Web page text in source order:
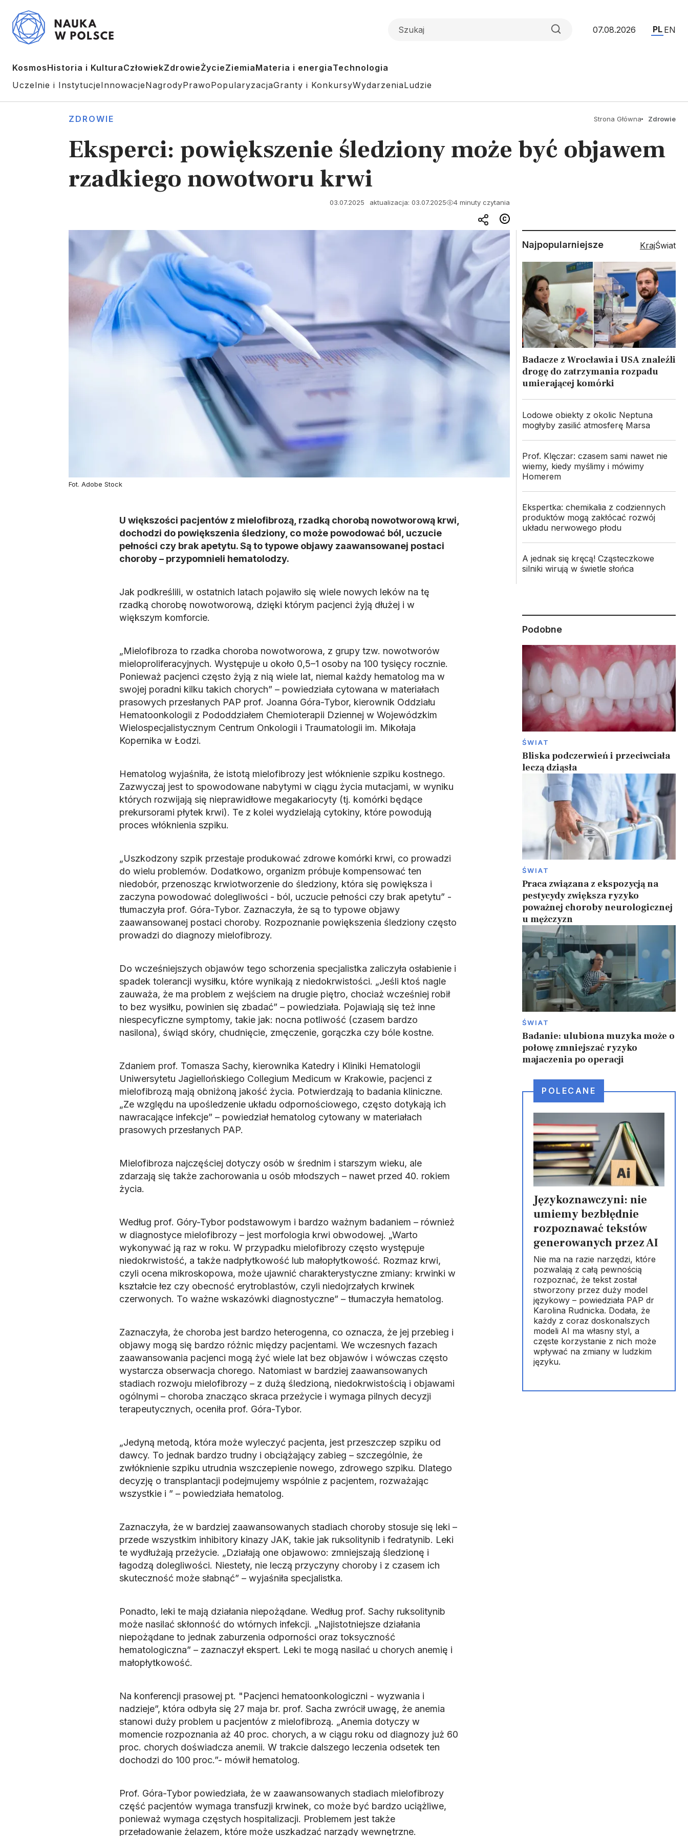
07.08.2026 PL EN
KosmosHistoria i KulturaCzłowiekZdrowieŻycieZiemiaMateria i energiaTechnologia
Uczelnie i InstytucjeInnowacjeNagrodyPrawoPopularyzacjaGranty i KonkursyWydarzeniaLudzie
ZDROWIE Strona Główna Zdrowie
Eksperci: powiększenie śledziony może być objawem
rzadkiego nowotworu krwi
03.07.2025 aktualizacja: 03.07.2025 4 minuty czytania
Fot. Adobe Stock
U większości pacjentów z mielofibrozą, rzadką chorobą nowotworową krwi,
dochodzi do powiększenia śledziony, co może powodować ból, uczucie
pełności czy brak apetytu. Są to typowe objawy zaawansowanej postaci
choroby – przypomnieli hematolodzy.
Jak podkreślili, w ostatnich latach pojawiło się wiele nowych leków na tę
rzadką chorobę nowotworową, dzięki którym pacjenci żyją dłużej i w
większym komforcie.
„Mielofibroza to rzadka choroba nowotworowa, z grupy tzw. nowotworów
mieloproliferacyjnych. Występuje u około 0,5–1 osoby na 100 tysięcy rocznie.
Ponieważ pacjenci często żyją z nią wiele lat, niemal każdy hematolog ma w
swojej poradni kilku takich chorych” – powiedziała cytowana w materiałach
prasowych przesłanych PAP prof. Joanna Góra-Tybor, kierownik Oddziału
Hematoonkologii z Pododdziałem Chemioterapii Dziennej w Wojewódzkim
Wielospecjalistycznym Centrum Onkologii i Traumatologii im. Mikołaja
Kopernika w Łodzi.
Hematolog wyjaśniła, że istotą mielofibrozy jest włóknienie szpiku kostnego.
Zazwyczaj jest to spowodowane nabytymi w ciągu życia mutacjami, w wyniku
których rozwijają się nieprawidłowe megakariocyty (tj. komórki będące
prekursorami płytek krwi). Te z kolei wydzielają cytokiny, które powodują
proces włóknienia szpiku.
„Uszkodzony szpik przestaje produkować zdrowe komórki krwi, co prowadzi
do wielu problemów. Dodatkowo, organizm próbuje kompensować ten
niedobór, przenosząc krwiotworzenie do śledziony, która się powiększa i
zaczyna powodować dolegliwości - ból, uczucie pełności czy brak apetytu” -
tłumaczyła prof. Góra-Tybor. Zaznaczyła, że są to typowe objawy
zaawansowanej postaci choroby. Rozpoznanie powiększenia śledziony często
prowadzi do diagnozy mielofibrozy.
Do wcześniejszych objawów tego schorzenia specjalistka zaliczyła osłabienie i
spadek tolerancji wysiłku, które wynikają z niedokrwistości. „Jeśli ktoś nagle
zauważa, że ma problem z wejściem na drugie piętro, chociaż wcześniej robił
to bez wysiłku, powinien się zbadać” – powiedziała. Pojawiają się też inne
niespecyficzne symptomy, takie jak: nocna potliwość (czasem bardzo
nasilona), świąd skóry, chudnięcie, zmęczenie, gorączka czy bóle kostne.
Zdaniem prof. Tomasza Sachy, kierownika Katedry i Kliniki Hematologii
Uniwersytetu Jagiellońskiego Collegium Medicum w Krakowie, pacjenci z
mielofibrozą mają obniżoną jakość życia. Potwierdzają to badania kliniczne.
„Ze względu na upośledzenie układu odpornościowego, często dotykają ich
nawracające infekcje” – powiedział hematolog cytowany w materiałach
prasowych przesłanych PAP.
Mielofibroza najczęściej dotyczy osób w średnim i starszym wieku, ale
zdarzają się także zachorowania u osób młodszych – nawet przed 40. rokiem
życia.
Według prof. Góry-Tybor podstawowym i bardzo ważnym badaniem – również
w diagnostyce mielofibrozy – jest morfologia krwi obwodowej. „Warto
wykonywać ją raz w roku. W przypadku mielofibrozy często występuje
niedokrwistość, a także nadpłytkowość lub małopłytkowość. Rozmaz krwi,
czyli ocena mikroskopowa, może ujawnić charakterystyczne zmiany: krwinki w
kształcie łez czy obecność erytroblastów, czyli niedojrzałych krwinek
czerwonych. To ważne wskazówki diagnostyczne” – tłumaczyła hematolog.
Zaznaczyła, że choroba jest bardzo heterogenna, co oznacza, że jej przebieg i
objawy mogą się bardzo różnic między pacjentami. We wczesnych fazach
zaawansowania pacjenci mogą żyć wiele lat bez objawów i wówczas często
wystarcza obserwacja chorego. Natomiast w bardziej zaawansowanych
stadiach rozwoju mielofibrozy – z dużą śledzioną, niedokrwistością i objawami
ogólnymi – choroba znacząco skraca przeżycie i wymaga pilnych decyzji
terapeutycznych, oceniła prof. Góra-Tybor.
„Jedyną metodą, która może wyleczyć pacjenta, jest przeszczep szpiku od
dawcy. To jednak bardzo trudny i obciążający zabieg – szczególnie, że
zwłóknienie szpiku utrudnia wszczepienie nowego, zdrowego szpiku. Dlatego
decyzję o transplantacji podejmujemy wspólnie z pacjentem, rozważając
wszystkie i ” – powiedziała hematolog.
Zaznaczyła, że w bardziej zaawansowanych stadiach choroby stosuje się leki –
przede wszystkim inhibitory kinazy JAK, takie jak ruksolitynib i fedratynib. Leki
te wydłużają przeżycie. „Działają one objawowo: zmniejszają śledzionę i
łagodzą dolegliwości. Niestety, nie leczą przyczyny choroby i z czasem ich
skuteczność może słabnąć” – wyjaśniła specjalistka.
Ponadto, leki te mają działania niepożądane. Według prof. Sachy ruksolitynib
może nasilać skłonność do wtórnych infekcji. „Najistotniejsze działania
niepożądane to jednak zaburzenia odporności oraz toksyczność
hematologiczna” – zaznaczył ekspert. Leki te mogą nasilać u chorych anemię i
małopłytkowość.
Na konferencji prasowej pt. "Pacjenci hematoonkologiczni - wyzwania i
nadzieje”, która odbyła się 27 maja br. prof. Sacha zwrócił uwagę, że anemia
stanowi duży problem u pacjentów z mielofibrozą. „Anemia dotyczy w
momencie rozpoznania aż 40 proc. chorych, a w ciągu roku od diagnozy już 60
proc. chorych doświadcza anemii. W trakcie dalszego leczenia odsetek ten
dochodzi do 100 proc.”- mówił hematolog.
Prof. Góra-Tybor powiedziała, że w zaawansowanych stadiach mielofibrozy
część pacjentów wymaga transfuzji krwinek, co może być bardzo uciążliwe,
ponieważ wymaga częstych hospitalizacji. Problemem jest także
przeładowanie żelazem, które może uszkadzać narządy wewnętrzne.
Najpopularniejsze KrajŚwiat
Badacze z Wrocławia i USA znaleźli
drogę do zatrzymania rozpadu
umierającej komórki
Lodowe obiekty z okolic Neptuna
mogłyby zasilić atmosferę Marsa
Prof. Klęczar: czasem sami nawet nie
wiemy, kiedy myślimy i mówimy
Homerem
Ekspertka: chemikalia z codziennych
produktów mogą zakłócać rozwój
układu nerwowego płodu
A jednak się kręcą! Cząsteczkowe
silniki wirują w świetle słońca
Podobne
ŚWIAT
Bliska podczerwień i przeciwciała
leczą dziąsła
ŚWIAT
Praca związana z ekspozycją na
pestycydy zwiększa ryzyko
poważnej choroby neurologicznej
u mężczyzn
ŚWIAT
Badanie: ulubiona muzyka może o
połowę zmniejszać ryzyko
majaczenia po operacji
POLECANE
Językoznawczyni: nie
umiemy bezbłędnie
rozpoznawać tekstów
generowanych przez AI
Nie ma na razie narzędzi, które
pozwalają z całą pewnością
rozpoznać, że tekst został
stworzony przez duży model
językowy – powiedziała PAP dr
Karolina Rudnicka. Dodała, że
każdy z coraz doskonalszych
modeli AI ma własny styl, a
częste korzystanie z nich może
wpływać na zmiany w ludzkim
języku.